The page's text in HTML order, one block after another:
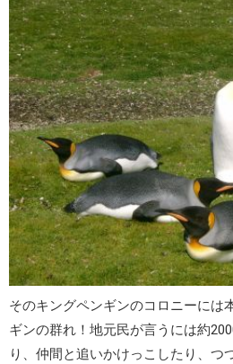
そのキングペンギンのコロニーには
ギンの群れ！地元民が言うには約
り、仲間と追いかけっこしたり、つ